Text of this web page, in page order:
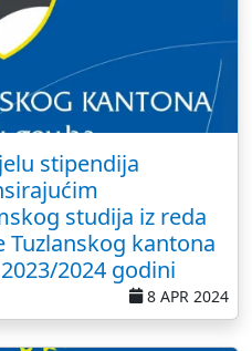
stipendija
studija iz reda
kantona
2024 godini
8 APR 2024